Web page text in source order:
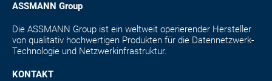
ASSMANN Group
Die ASSMANN Group ist ein weltweit operierender Hersteller
von qualitativ hochwertigen Produkten für die Datennetzwerk-
Technologie und Netzwerkinfrastruktur.
KONTAKT